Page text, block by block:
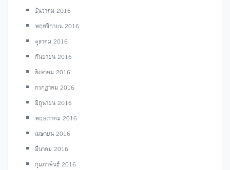
ธันวาคม 2016
พฤศจิกายน 2016
ตุลาคม 2016
กันยายน 2016
สิงหาคม 2016
กรกฎาคม 2016
มิถุนายน 2016
พฤษภาคม 2016
เมษายน 2016
มีนาคม 2016
กุมภาพันธ์ 2016